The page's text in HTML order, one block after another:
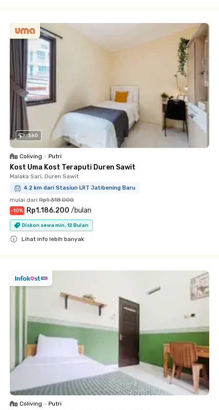
360
Coliving • Putri
Kost Uma Kost Teraputi Duren Sawit
Malaka Sari, Duren Sawit
4.2 km dari Stasiun LRT Jatibening Baru
mulai dari Rp1.318.000
-10% Rp1.186.200 /bulan
Diskon sewa min. 12 Bulan
Lihat info lebih banyak
Coliving • Putri